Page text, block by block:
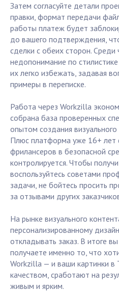
Затем согласуйте детали
правки, формат передачи
работы платеж будет
до вашего подтверждения,
сделки с обеих сторон.
недопонимание по
их легко избежать, задавая
примеры в переписке.
Работа через Workzilla
собрана база проверенных
опытом создания
Плюс платформа уже 16+ лет
фрилансеров в безопасной
контролируется. Чтобы
воспользуйтесь советами
задачи, не бойтесь просить
за отзывами других
На рынке визуального
персонализированному
откладывать заказ. В итоге
получаете именно то, что
Workzilla — и ваши картинки в
качеством, сработают на
живым и ярким.